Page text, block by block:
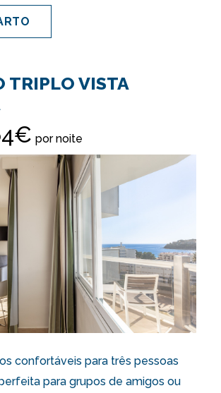
TRIPLO VISTA
por noite
confortáveis para três pessoas
para grupos de amigos ou